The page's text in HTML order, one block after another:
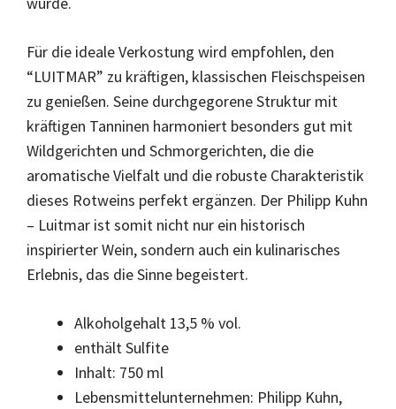
Für die ideale Verkostung wird empfohlen, den
“LUITMAR” zu kräftigen, klassischen Fleischspeisen
zu genießen. Seine durchgegorene Struktur mit
kräftigen Tanninen harmoniert besonders gut mit
Wildgerichten und Schmorgerichten, die die
aromatische Vielfalt und die robuste Charakteristik
dieses Rotweins perfekt ergänzen. Der Philipp Kuhn
– Luitmar ist somit nicht nur ein historisch
inspirierter Wein, sondern auch ein kulinarisches
Erlebnis, das die Sinne begeistert.
Alkoholgehalt 13,5 % vol.
enthält Sulfite
Inhalt: 750 ml
Lebensmittelunternehmen: Philipp Kuhn,